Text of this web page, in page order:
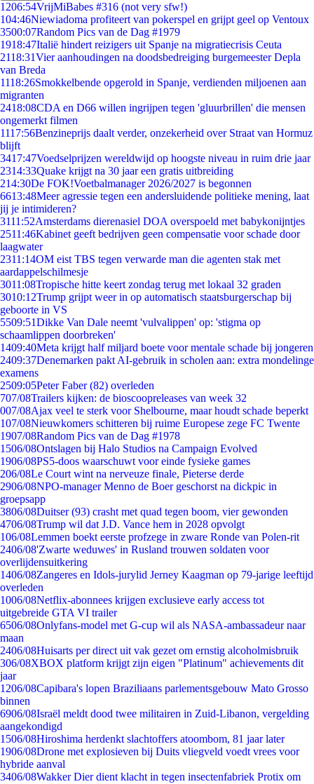
1206:54VrijMiBabes #316 (not very sfw!)
104:46Niewiadoma profiteert van pokerspel en grijpt geel op Ventoux
3500:07Random Pics van de Dag #1979
1918:47Italië hindert reizigers uit Spanje na migratiecrisis Ceuta
2118:31Vier aanhoudingen na doodsbedreiging burgemeester Depla
van Breda
1118:26Smokkelbende opgerold in Spanje, verdienden miljoenen aan
migranten
2418:08CDA en D66 willen ingrijpen tegen 'gluurbrillen' die mensen
ongemerkt filmen
1117:56Benzineprijs daalt verder, onzekerheid over Straat van Hormuz
blijft
3417:47Voedselprijzen wereldwijd op hoogste niveau in ruim drie jaar
2314:33Quake krijgt na 30 jaar een gratis uitbreiding
214:30De FOK!Voetbalmanager 2026/2027 is begonnen
6613:48Meer agressie tegen een andersluidende politieke mening, laat
jij je intimideren?
3111:52Amsterdams dierenasiel DOA overspoeld met babykonijntjes
2511:46Kabinet geeft bedrijven geen compensatie voor schade door
laagwater
2311:14OM eist TBS tegen verwarde man die agenten stak met
aardappelschilmesje
3011:08Tropische hitte keert zondag terug met lokaal 32 graden
3010:12Trump grijpt weer in op automatisch staatsburgerschap bij
geboorte in VS
5509:51Dikke Van Dale neemt 'vulvalippen' op: 'stigma op
schaamlippen doorbreken'
1409:40Meta krijgt half miljard boete voor mentale schade bij jongeren
2409:37Denemarken pakt AI-gebruik in scholen aan: extra mondelinge
examens
2509:05Peter Faber (82) overleden
707/08Trailers kijken: de bioscoopreleases van week 32
007/08Ajax veel te sterk voor Shelbourne, maar houdt schade beperkt
107/08Nieuwkomers schitteren bij ruime Europese zege FC Twente
1907/08Random Pics van de Dag #1978
1506/08Ontslagen bij Halo Studios na Campaign Evolved
1906/08PS5-doos waarschuwt voor einde fysieke games
206/08Le Court wint na nerveuze finale, Pieterse derde
2906/08NPO-manager Menno de Boer geschorst na dickpic in
groepsapp
3806/08Duitser (93) crasht met quad tegen boom, vier gewonden
4706/08Trump wil dat J.D. Vance hem in 2028 opvolgt
106/08Lemmen boekt eerste profzege in zware Ronde van Polen-rit
2406/08'Zwarte weduwes' in Rusland trouwen soldaten voor
overlijdensuitkering
1406/08Zangeres en Idols-jurylid Jerney Kaagman op 79-jarige leeftijd
overleden
1006/08Netflix-abonnees krijgen exclusieve early access tot
uitgebreide GTA VI trailer
6506/08Onlyfans-model met G-cup wil als NASA-ambassadeur naar
maan
2406/08Huisarts per direct uit vak gezet om ernstig alcoholmisbruik
306/08XBOX platform krijgt zijn eigen "Platinum" achievements dit
jaar
1206/08Capibara's lopen Braziliaans parlementsgebouw Mato Grosso
binnen
6906/08Israël meldt dood twee militairen in Zuid-Libanon, vergelding
aangekondigd
1506/08Hiroshima herdenkt slachtoffers atoombom, 81 jaar later
1906/08Drone met explosieven bij Duits vliegveld voedt vrees voor
hybride aanval
3406/08Wakker Dier dient klacht in tegen insectenfabriek Protix om